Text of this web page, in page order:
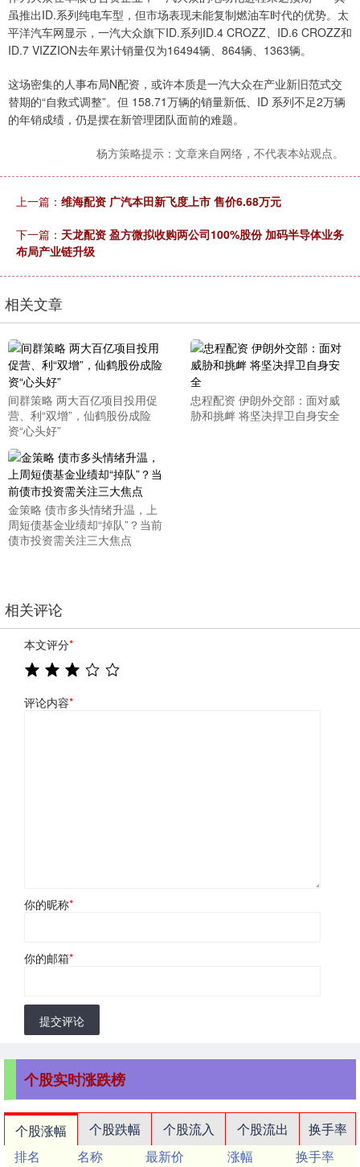
虽推出ID.系列纯电车型，但市场表现未能复制燃油车时代的优势。太
平洋汽车网显示，一汽大众旗下ID.系列ID.4 CROZZ、ID.6 CROZZ和
ID.7 VIZZION去年累计销量仅为16494辆、864辆、1363辆。
这场密集的人事布局N配资，或许本质是一汽大众在产业新旧范式交
替期的“自救式调整”。但 158.71万辆的销量新低、ID 系列不足2万辆
的年销成绩，仍是摆在新管理团队面前的难题。
杨方策略提示：文章来自网络，不代表本站观点。
上一篇： 维海配资 广汽本田新飞度上市 售价6.68万元
下一篇： 天龙配资 盈方微拟收购两公司100%股份 加码半导体业务
布局产业链升级
相关文章
间群策略 两大百亿项目投用促
营、利“双增”，仙鹤股份成险
资“心头好”
忠程配资 伊朗外交部：面对威
胁和挑衅 将坚决捍卫自身安全
金策略 债市多头情绪升温，上
周短债基金业绩却“掉队”？当前
债市投资需关注三大焦点
相关评论
本文评分*
评论内容*
你的昵称*
你的邮箱*
提交评论
个股实时涨跌榜
个股涨幅 个股跌幅 个股流入 个股流出
换手率
排名
名称 最新价 涨幅
换手率